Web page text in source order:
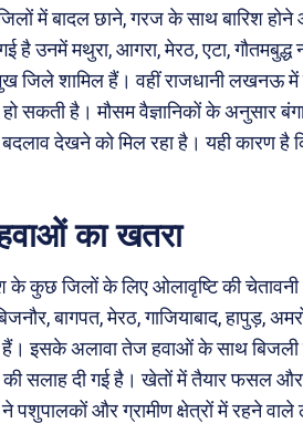
जिलों में बादल छाने, गरज के साथ बारिश
है उनमें मथुरा, आगरा, मेरठ, एटा,
जिले शामिल हैं। वहीं राजधानी लखनऊ में
सकती है। मौसम वैज्ञानिकों के अनुसार
बदलाव देखने को मिल रहा है। यही कारण
का खतरा
के कुछ जिलों के लिए ओलावृष्टि की
बागपत, मेरठ, गाजियाबाद, हापुड़,
इसके अलावा तेज हवाओं के साथ बिजली
की सलाह दी गई है। खेतों में तैयार फसल
और ग्रामीण क्षेत्रों में रहने